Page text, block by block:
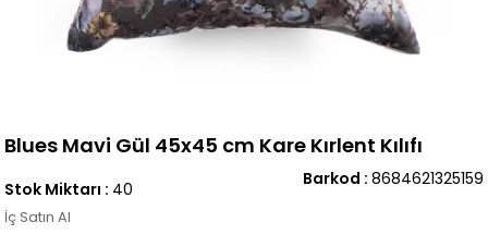
Blues Mavi Gül 45x45 cm Kare Kırlent Kılıfı
Barkod : 8684621325159
Stok Miktarı : 40
İç Satın Al